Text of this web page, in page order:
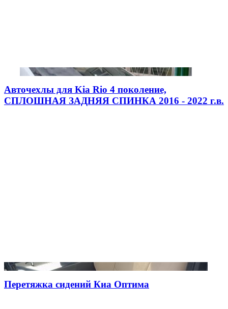
Авточехлы для Kia Rio 4 поколение,
СПЛОШНАЯ ЗАДНЯЯ СПИНКА 2016 - 2022 г.в.
Перетяжка сидений Киа Оптима